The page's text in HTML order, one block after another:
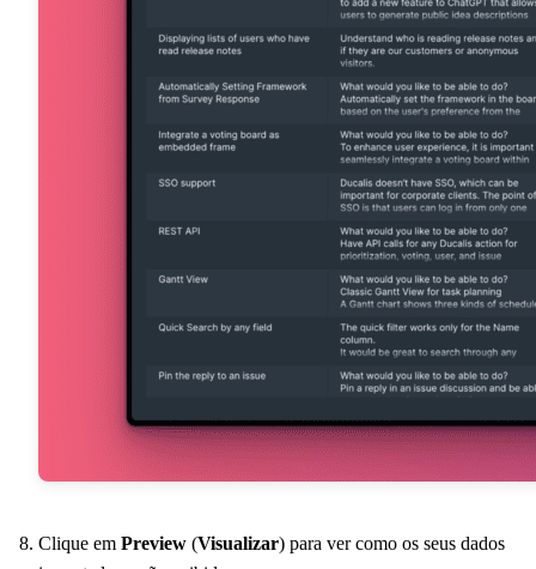
Clique em Preview (Visualizar) para ver como os seus dados